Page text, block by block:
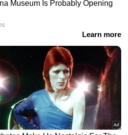
(മണല്‍), ടെറ (ഗ്രാവല്‍),
ലക്ഷ്യമിട്ടുള്ളതാണ്.
ഉയരവുമാണ് എസ്‌യുവിക്കുള്ളത്.
എംഎല്‍ബി ഇവോ
ഉറുസ്. രൂപകല്‍പ്പനയിലും
ഉറുസിന് 'സൂപ്പര്‍ എസ്.യു.വി.'
കൊവിഡ് വാക്സിന്‍